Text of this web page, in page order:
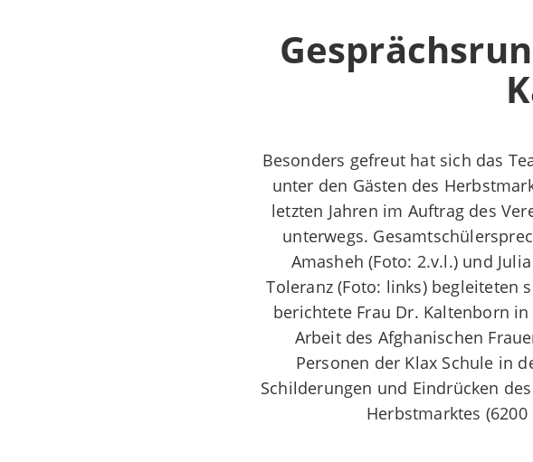
Besonders gefreut hat sich das
unter den Gästen des
letzten Jahren im Auftrag des
unterwegs.
Amasheh (Foto: 2.v.l.) und
Toleranz (Foto: links) begleiteten
berichtete Frau Dr. Kaltenborn
Arbeit des Afghanischen
Personen der Klax Schule in
Schilderungen und Eindrücken
Herbstmarktes